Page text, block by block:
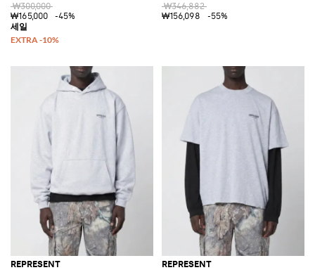
₩300,000
₩165,000
-45%
₩346,882
₩156,098
-55%
REPRESENT REPRESENT